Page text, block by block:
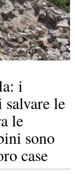
i
le
le
sono
case